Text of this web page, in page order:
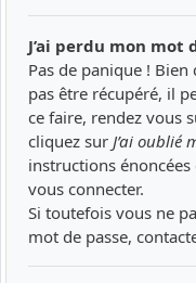
J’ai perdu mon mot
Pas de panique !
pas être récupéré, il
ce faire, rendez vous
cliquez sur J’ai oublié
instructions
vous connecter.
Si toutefois vous ne
mot de passe,